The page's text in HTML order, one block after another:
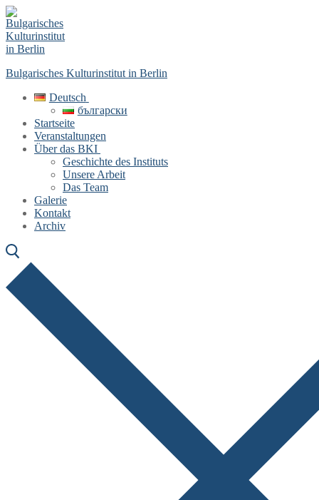
Skip
to
content
Menu
Close
Bulgarisches Kulturinstitut in Berlin
Deutsch
български
Startseite
Veranstaltungen
Über das BKI
Geschichte des Instituts
Unsere Arbeit
Das Team
Galerie
Kontakt
Archiv